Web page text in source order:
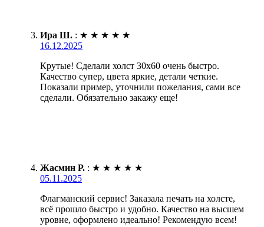
Ира Ш. : ★ ★ ★ ★ ★
16.12.2025
Крутые! Сделали холст 30х60 очень быстро.
Качество супер, цвета яркие, детали четкие.
Показали пример, уточнили пожелания, сами все
сделали. Обязательно закажу еще!
Жасмин Р. : ★ ★ ★ ★ ★
05.11.2025
Флагманский сервис! Заказала печать на холсте,
всё прошло быстро и удобно. Качество на высшем
уровне, оформлено идеально! Рекомендую всем!